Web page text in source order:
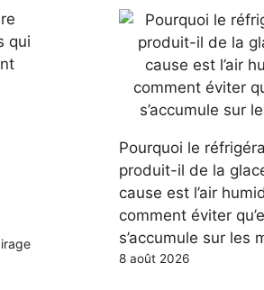
qui
Pourquoi le
produit-il de la
cause est l’air
comment éviter
s’accumule sur les
8 août 2026